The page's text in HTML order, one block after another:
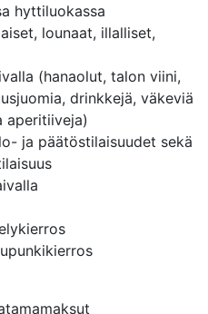
hyttiluokassa
lounaat, illalliset,
(hanaolut, talon viini,
drinkkejä, väkeviä
aperitiiveja)
ja päätöstilaisuudet sekä